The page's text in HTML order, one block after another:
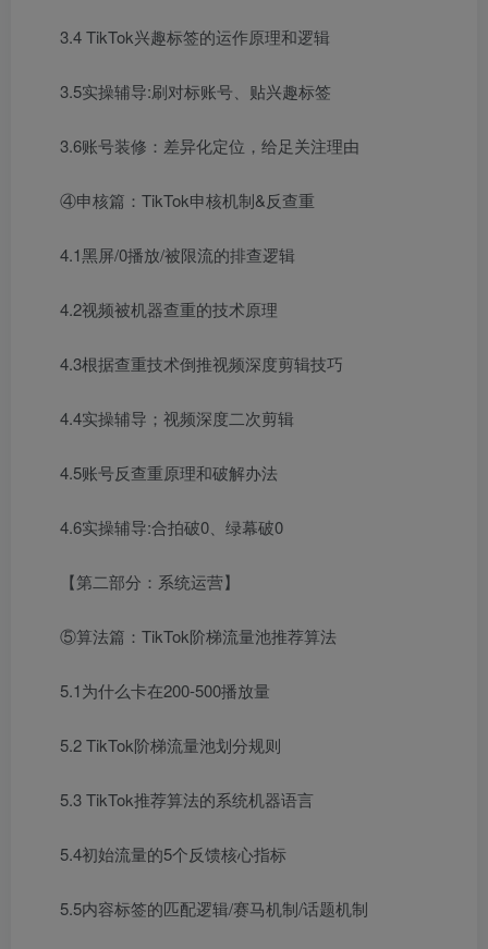
3.4 TikTok兴趣标签的运作原理和逻辑
3.5实操辅导:刷对标账号、贴兴趣标签
3.6账号装修：差异化定位，给足关注理由
④申核篇：TikTok申核机制&反查重
4.1黑屏/0播放/被限流的排查逻辑
4.2视频被机器查重的技术原理
4.3根据查重技术倒推视频深度剪辑技巧
4.4实操辅导；视频深度二次剪辑
4.5账号反查重原理和破解办法
4.6实操辅导:合拍破0、绿幕破0
【第二部分：系统运营】
⑤算法篇：TikTok阶梯流量池推荐算法
5.1为什么卡在200-500播放量
5.2 TikTok阶梯流量池划分规则
5.3 TikTok推荐算法的系统机器语言
5.4初始流量的5个反馈核心指标
5.5内容标签的匹配逻辑/赛马机制/话题机制